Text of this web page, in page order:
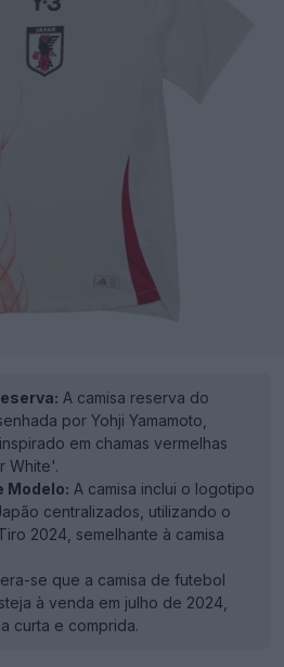
A camisa reserva do
por Yohji Yamamoto,
em chamas vermelhas
White'.
Modelo: A camisa inclui o logotipo
centralizados, utilizando o
2024, semelhante à camisa
se que a camisa de futebol
à venda em julho de 2024,
curta e comprida.